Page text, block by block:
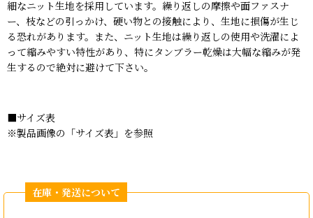
細なニット生地を採用しています。繰り返しの摩擦や面ファスナ
ー、枝などの引っかけ、硬い物との接触により、生地に損傷が生じ
る恐れがあります。また、ニット生地は繰り返しの使用や洗濯によ
って縮みやすい特性があり、特にタンブラー乾燥は大幅な縮みが発
生するので絶対に避けて下さい。
■サイズ表
※製品画像の「サイズ表」を参照